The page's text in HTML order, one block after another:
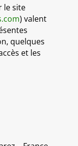
le site
) valent
quelques
et les